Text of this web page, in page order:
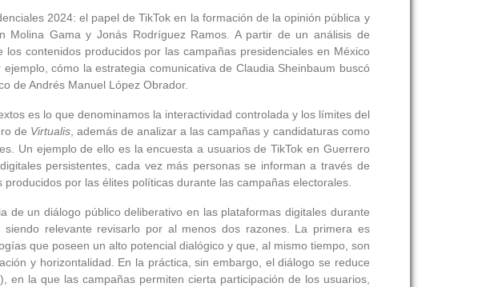
2024: el papel de TikTok en la formación de la opinión pública y
Molina Gama y Jonás Rodríguez Ramos. A partir de un análisis de
contenidos producidos por las campañas presidenciales en México
cómo la estrategia comunicativa de Claudia Sheinbaum buscó
de Andrés Manuel López Obrador.
es lo que denominamos la interactividad controlada y los límites del
de Virtualis, además de analizar a las campañas y candidaturas como
Un ejemplo de ello es la encuesta a usuarios de TikTok en Guerrero
persistentes, cada vez más personas se informan a través de
por las élites políticas durante las campañas electorales.
de un diálogo público deliberativo en las plataformas digitales durante
relevante revisarlo por al menos dos razones. La primera es
que poseen un alto potencial dialógico y que, al mismo tiempo, son
y horizontalidad. En la práctica, sin embargo, el diálogo se reduce
), en la que las campañas permiten cierta participación de los usuarios,